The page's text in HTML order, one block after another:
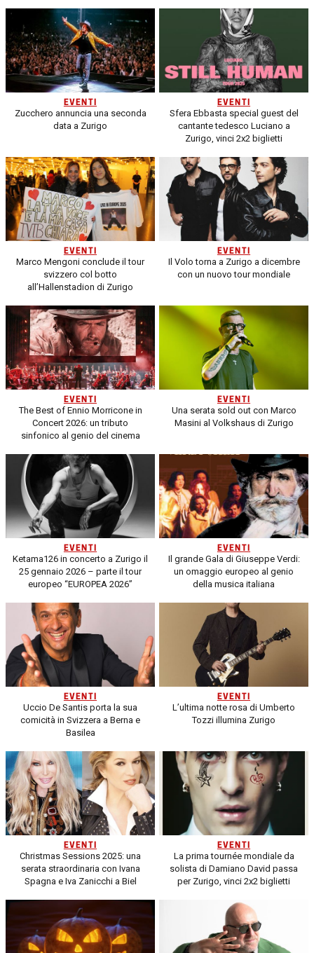
EVENTI
Zucchero annuncia una seconda
data a Zurigo
EVENTI
Sfera Ebbasta special guest del
cantante tedesco Luciano a
Zurigo, vinci 2x2 biglietti
EVENTI
Marco Mengoni conclude il tour
svizzero col botto
all’Hallenstadion di Zurigo
EVENTI
Il Volo torna a Zurigo a dicembre
con un nuovo tour mondiale
EVENTI
The Best of Ennio Morricone in
Concert 2026: un tributo
sinfonico al genio del cinema
EVENTI
Una serata sold out con Marco
Masini al Volkshaus di Zurigo
EVENTI
Ketama126 in concerto a Zurigo il
25 gennaio 2026 – parte il tour
europeo “EUROPEA 2026”
EVENTI
Il grande Gala di Giuseppe Verdi:
un omaggio europeo al genio
della musica italiana
EVENTI
Uccio De Santis porta la sua
comicità in Svizzera a Berna e
Basilea
EVENTI
L’ultima notte rosa di Umberto
Tozzi illumina Zurigo
EVENTI
Christmas Sessions 2025: una
serata straordinaria con Ivana
Spagna e Iva Zanicchi a Biel
EVENTI
La prima tournée mondiale da
solista di Damiano David passa
per Zurigo, vinci 2x2 biglietti